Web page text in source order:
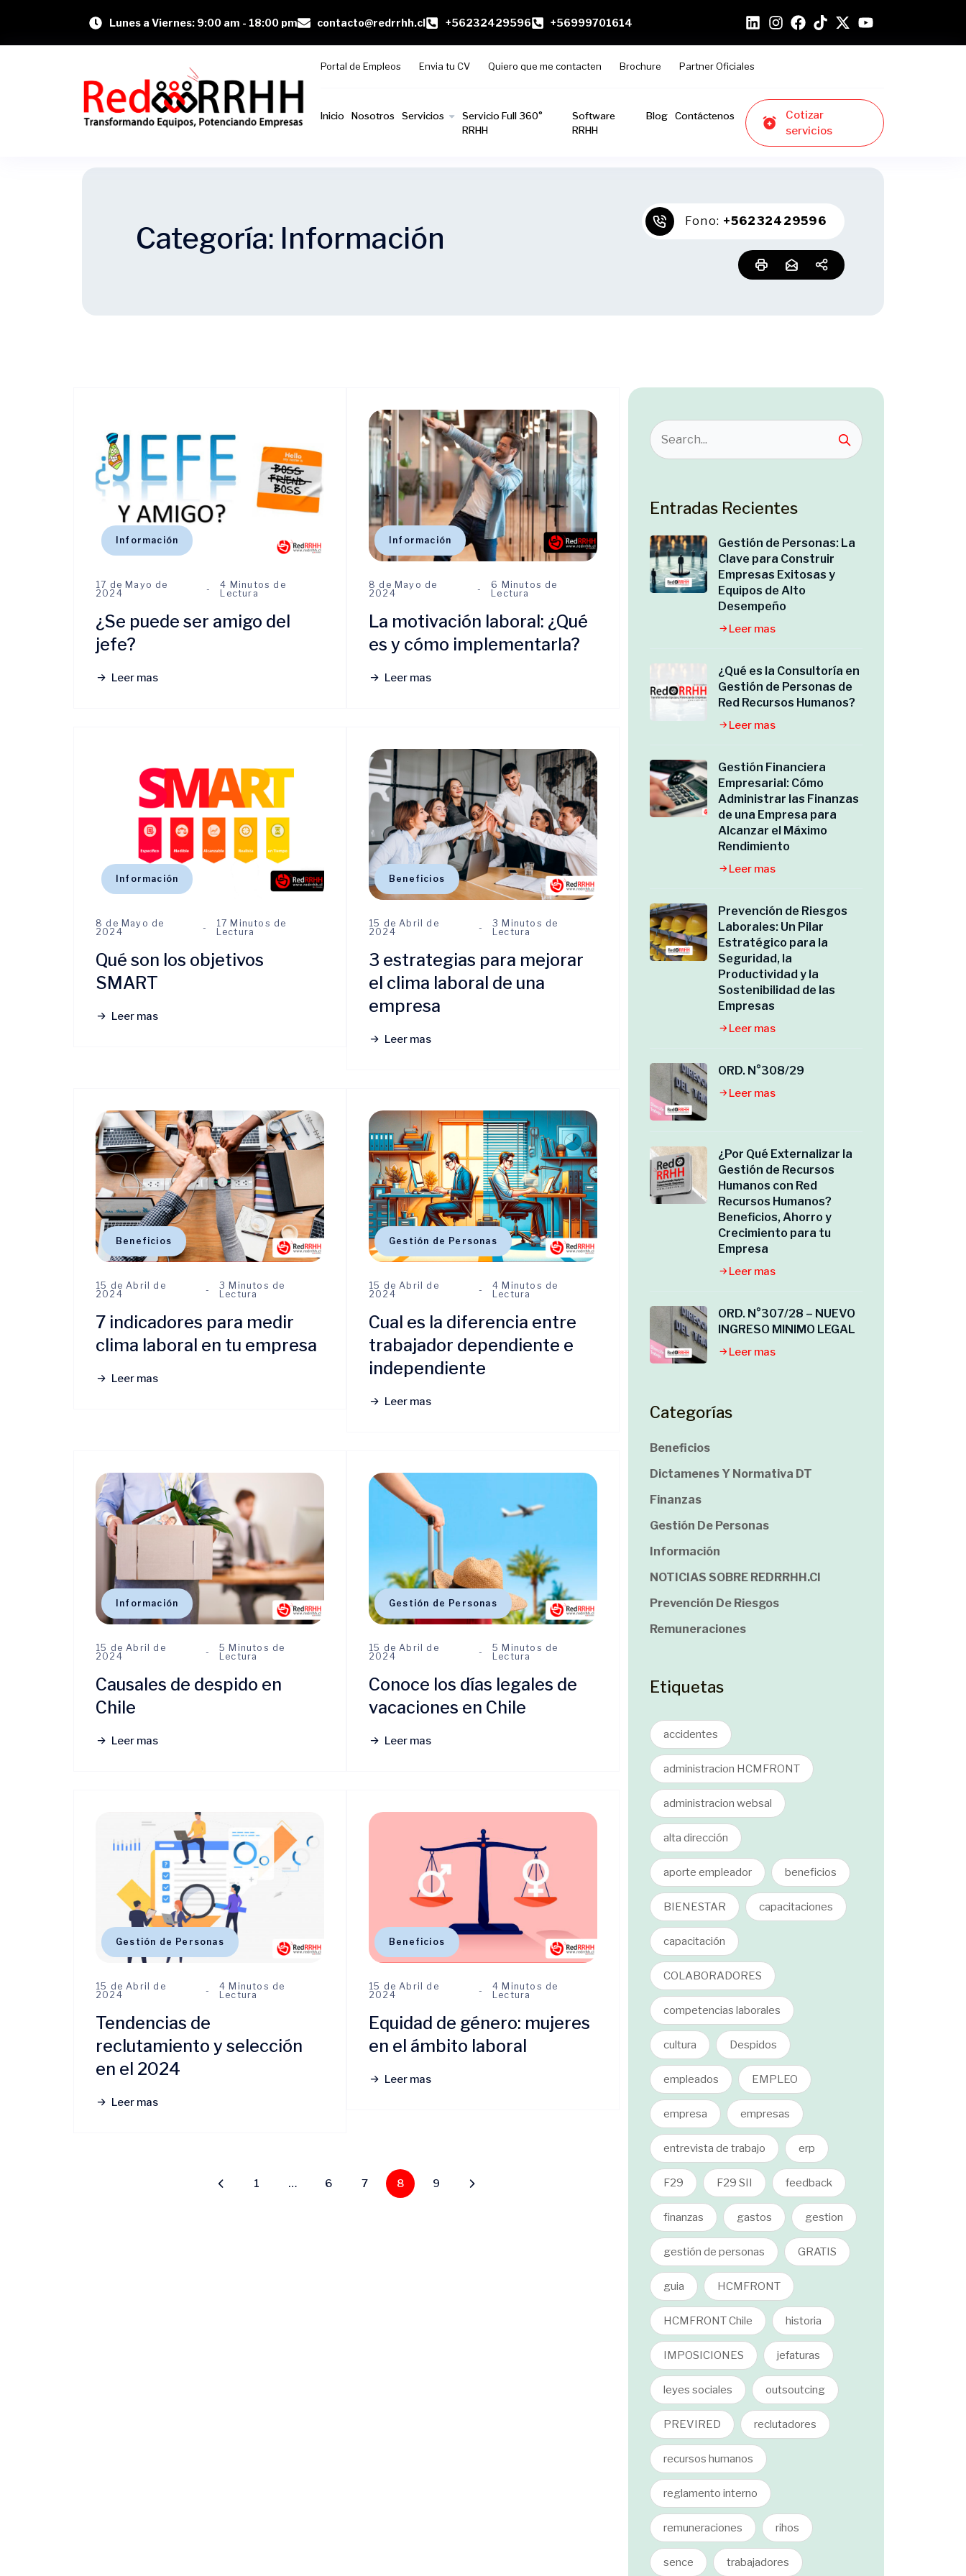
Lunes a Viernes: 9:00 am - 18:00 pm contacto@redrrhh.cl +56232429596 +56999701614
Portal de Empleos Envia tu CV Quiero que me contacten Brochure Partner Oficiales
Inicio Nosotros Servicios
Servicio Full 360°
RRHH
Software
RRHH
Blog Contáctenos
Cotizar
servicios
Categoría: Información Fono: +56232429596
Información
17 de Mayo de
2024
4 Minutos de
Lectura
¿Se puede ser amigo del
jefe?
Leer mas
Información
8 de Mayo de
2024
6 Minutos de
Lectura
La motivación laboral: ¿Qué
es y cómo implementarla?
Leer mas
Información
8 de Mayo de
2024
17 Minutos de
Lectura
Qué son los objetivos
SMART
Leer mas
Beneficios
15 de Abril de
2024
3 Minutos de
Lectura
3 estrategias para mejorar
el clima laboral de una
empresa
Leer mas
Beneficios
15 de Abril de
2024
3 Minutos de
Lectura
7 indicadores para medir
clima laboral en tu empresa
Leer mas
Gestión de Personas
15 de Abril de
2024
4 Minutos de
Lectura
Cual es la diferencia entre
trabajador dependiente e
independiente
Leer mas
Información
15 de Abril de
2024
5 Minutos de
Lectura
Causales de despido en
Chile
Leer mas
Gestión de Personas
15 de Abril de
2024
5 Minutos de
Lectura
Conoce los días legales de
vacaciones en Chile
Leer mas
Gestión de Personas
15 de Abril de
2024
4 Minutos de
Lectura
Tendencias de
reclutamiento y selección
en el 2024
Leer mas
Beneficios
15 de Abril de
2024
4 Minutos de
Lectura
Equidad de género: mujeres
en el ámbito laboral
Leer mas
1 … 6 7 8 9
Entradas Recientes
Gestión de Personas: La
Clave para Construir
Empresas Exitosas y
Equipos de Alto
Desempeño
Leer mas
¿Qué es la Consultoría en
Gestión de Personas de
Red Recursos Humanos?
Leer mas
Gestión Financiera
Empresarial: Cómo
Administrar las Finanzas
de una Empresa para
Alcanzar el Máximo
Rendimiento
Leer mas
Prevención de Riesgos
Laborales: Un Pilar
Estratégico para la
Seguridad, la
Productividad y la
Sostenibilidad de las
Empresas
Leer mas
ORD. N°308/29
Leer mas
¿Por Qué Externalizar la
Gestión de Recursos
Humanos con Red
Recursos Humanos?
Beneficios, Ahorro y
Crecimiento para tu
Empresa
Leer mas
ORD. N°307/28 – NUEVO
INGRESO MINIMO LEGAL
Leer mas
Categorías
Beneficios
Dictamenes Y Normativa DT
Finanzas
Gestión De Personas
Información
NOTICIAS SOBRE REDRRHH.cl
Prevención De Riesgos
Remuneraciones
Etiquetas
accidentes
administracion HCMFRONT
administracion websal
alta dirección
aporte empleador beneficios
BIENESTAR capacitaciones
capacitación
COLABORADORES
competencias laborales
cultura Despidos
empleados EMPLEO
empresa empresas
entrevista de trabajo erp
F29 F29 SII feedback
finanzas gastos gestion
gestión de personas GRATIS
guia HCMFRONT
HCMFRONT Chile historia
IMPOSICIONES jefaturas
leyes sociales outsoutcing
PREVIRED reclutadores
recursos humanos
reglamento interno
remuneraciones rihos
sence trabajadores